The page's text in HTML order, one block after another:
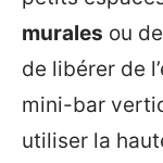
murales ou
de libérer de
mini-bar
utiliser la